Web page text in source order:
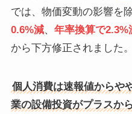
では、物価変動の影響を
0.6%減、 年率換算で2.3%
から下方修正されました。
個人消費は速報値からや
業の設備投資がプラスか